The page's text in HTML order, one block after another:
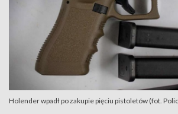
Holender wpadł po zakupie pięciu pistoletów (fot.